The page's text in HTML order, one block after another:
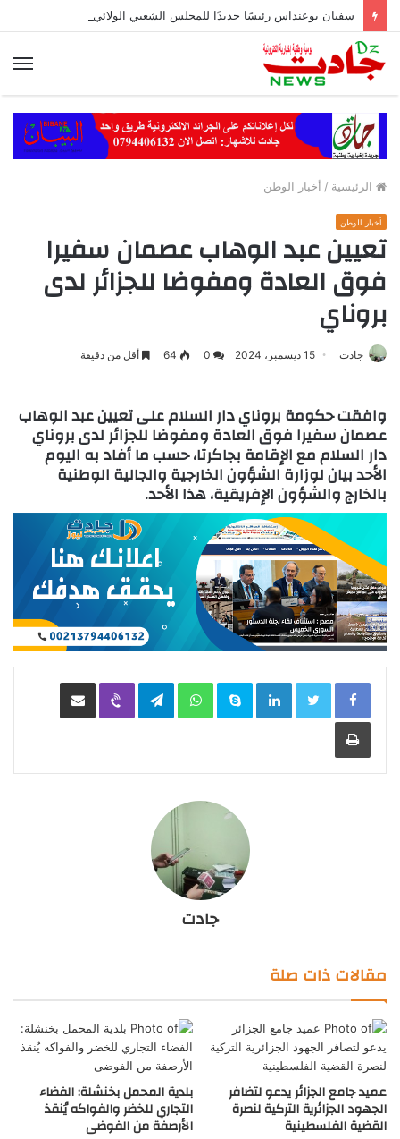
الرئيسية / أخبار الوطن
أخبار الوطن
تعيين عبد الوهاب عصمان سفيرا
فوق العادة ومفوضا للجزائر لدى
بروناي
جادت 15 ديسمبر، 2024 0
64 أقل من دقيقة
وافقت حكومة بروناي دار السلام على تعيين عبد الوهاب
عصمان سفيرا فوق العادة ومفوضا للجزائر لدى بروناي
دار السلام مع الإقامة بجاكرتا، حسب ما أفاد به اليوم
الأحد بيان لوزارة الشؤون الخارجية والجالية الوطنية
بالخارج والشؤون الإفريقية، هذا الأحد.
LinkedIn
Skype
WhatsApp
Telegram
Viber مشاركة عبر البريد
طباعة
جادت
مقالات ذات صلة
عميد جامع الجزائر يدعو لتضافر
الجهود الجزائرية التركية لنصرة
القضية الفلسطينية
بلدية المحمل بخنشلة: الفضاء
التجاري للخضر والفواكه يُنقذ
الأرصفة من الفوضى